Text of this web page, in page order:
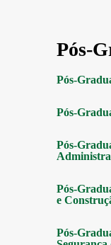
Pós-
Pós-
Pós-
Pós-
Pós-
e
Pós-